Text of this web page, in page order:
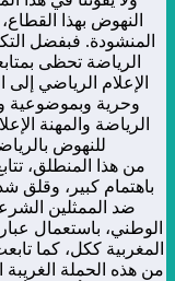
النهوض بهذا
المنشودة. فبفضل
الرياضة تحظى
الإعلام الرياضي
وحرية وبموضوعية
الرياضة والمهنة
للنهوض
من هذا المنطلق،
باهتمام كبير، وقلق
ضد الممثلين
الوطني، باستعمال
المغربية ككل، كما
من هذه الحملة